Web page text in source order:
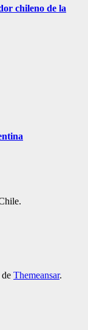
chileno de la
de Themeansar.